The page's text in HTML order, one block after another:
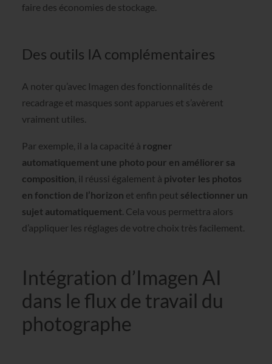
faire des économies de stockage.
Des outils IA complémentaires
A noter qu’avec Imagen des fonctionnalités de
recadrage et masques sont apparues et s’avèrent
vraiment utiles.
Par exemple, il a la capacité à rogner
automatiquement une photo pour en améliorer sa
composition , il réussi également à pivoter les photos
en fonction de l’horizon et enfin peut sélectionner un
sujet automatiquement . Cela vous permettra alors
d’appliquer les réglages de votre choix très facilement.
Intégration d’Imagen AI
dans le flux de travail du
photographe